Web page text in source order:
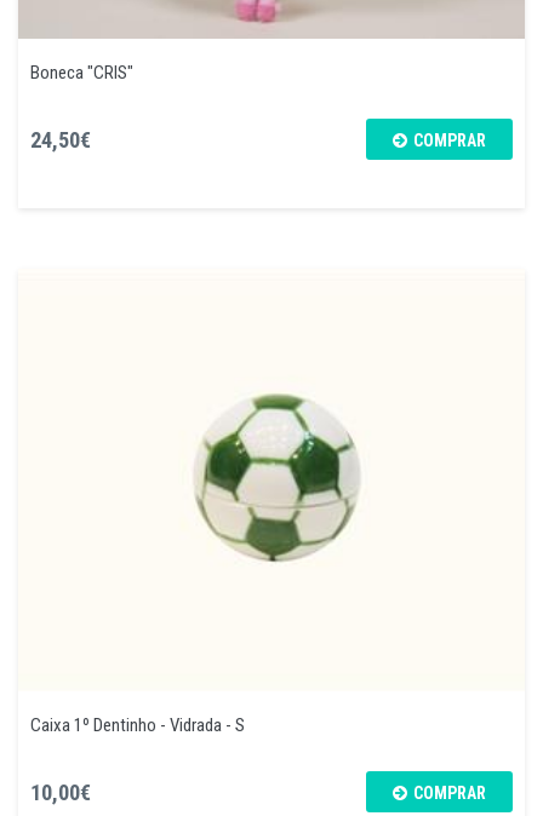
Boneca "CRIS"
24,50€ COMPRAR
Caixa 1º Dentinho - Vidrada - S
10,00€ COMPRAR